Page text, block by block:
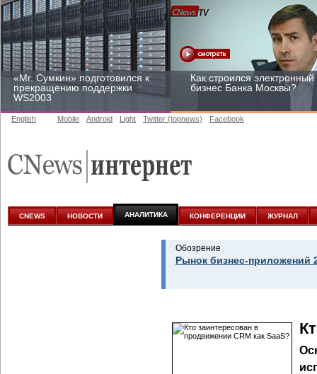
«Mr. Сумкин» подготовился к
прекращению поддержки
WS2003
Как строился электронный
бизнес Банка Москвы?
к аналитике
участвовать
English Mobile Android Light Twitter (topnews) Facebook
CNEWS НОВОСТИ АНАЛИТИКА КОНФЕРЕНЦИИ ЖУРНАЛ
Обозрение
Рынок бизнес-приложений